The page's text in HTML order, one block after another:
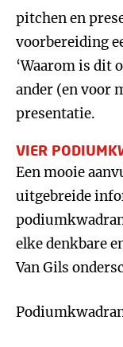
pitchen en
voorbereiding
‘Waarom is dit
ander (en voor
presentatie.
VIER
Een mooie
uitgebreide
elke denkbare
Van Gils